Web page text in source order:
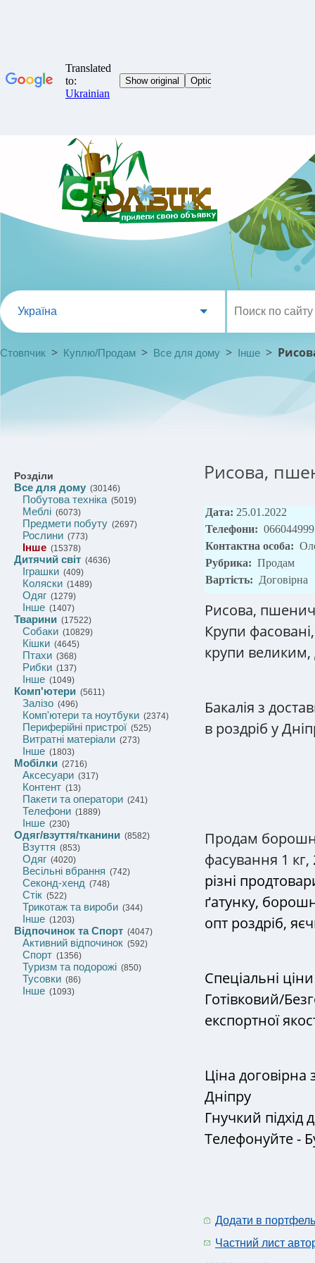
Україна
Стовпчик > Куплю/Продам > Все для дому > Інше >
Розділи
Все для дому (30146)
Побутова техніка(5019)
Меблі (6073)
Предмети побуту (2697)
Рослини (773)
Інше (15378)
Дитячий світ (4636)
Іграшки (409)
Коляски (1489)
Одяг (1279)
Інше (1407)
Тварини (17522)
Собаки (10829)
Кішки (4645)
Птахи (368)
Рибки (137)
Інше (1049)
Комп'ютери (5611)
Залізо (496)
Комп'ютери та ноутбуки (2374)
Периферійні пристрої (525)
Витратні матеріали (273)
Інше (1803)
Мобілки (2716)
Аксесуари (317)
Контент (13)
Пакети та оператори (241)
Телефони (1889)
Інше (230)
Одяг/взуття/тканини (8582)
Взуття (853)
Одяг (4020)
Весільні вбрання (742)
Секонд-хенд (748)
Стік (522)
Трикотаж та вироби (344)
Інше (1203)
Відпочинок та Спорт (4047)
Активний відпочинок (592)
Спорт (1356)
Туризм та подорожі (850)
Тусовки (86)
Інше (1093)
Рисова,
Дата: 25.01.2022
Телефони:
Контактна особа:
Рубрика: Продам
Вартість: Договірна
Рисова,
Крупи
крупи
Бакалія з
в роздріб у
Продам
фасування 1 кг,
різні
ґатунку,
опт роздріб,
Спеціальні
Готівковий/
експортної
Ціна договірна
Дніпру
Гнучкий підхід
Телефонуйте -
Додати в портфель
Частний лист